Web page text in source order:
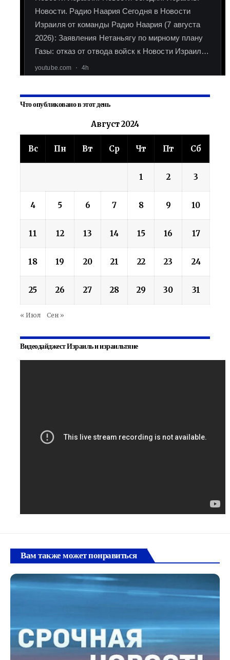
Что опубликовано в этот день
Август 2024
Вс Пн Вт Ср Чт Пт Сб
1 2 3
4 5 6 7 8 9 10
11 12 13 14 15 16 17
18 19 20 21 22 23 24
25 26 27 28 29 30 31
« Июл Сен »
Видеодайджест Израиль и израильтяне
Вам также может понравиться